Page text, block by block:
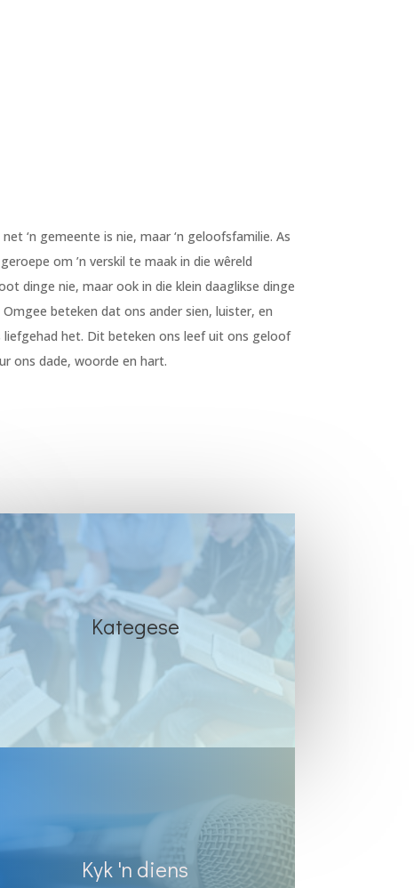
‘n gemeente is nie, maar ‘n geloofsfamilie. As
om ’n verskil te maak in die wêreld
dinge nie, maar ook in die klein daaglikse dinge
beteken dat ons ander sien, luister, en
liefgehad het. Dit beteken ons leef uit ons geloof
ons dade, woorde en hart.
Kategese
Kyk 'n diens